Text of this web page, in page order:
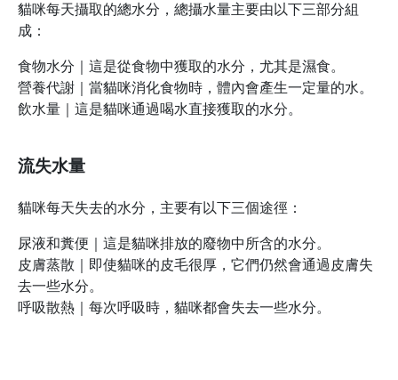
貓咪每天攝取的總水分，總攝水量主要由以下三部分組
成：
食物水分｜這是從食物中獲取的水分，尤其是濕食。
營養代謝｜當貓咪消化食物時，體內會產生一定量的水。
飲水量｜這是貓咪通過喝水直接獲取的水分。
流失水量
貓咪每天失去的水分，主要有以下三個途徑：
尿液和糞便｜這是貓咪排放的廢物中所含的水分。
皮膚蒸散｜即使貓咪的皮毛很厚，它們仍然會通過皮膚失
去一些水分。
呼吸散熱｜每次呼吸時，貓咪都會失去一些水分。